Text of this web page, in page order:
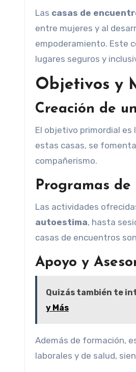
Las casas de
entre mujeres y al
empoderamiento. Este
lugares seguros y
Objetivos y
Creación de
El objetivo primordial
estas casas, se
compañerismo.
Programas de
Las actividades
autoestima, hasta
casas de encuentros
Apoyo y
Quizás también te
y Más
Además de formación,
laborales y de salud,